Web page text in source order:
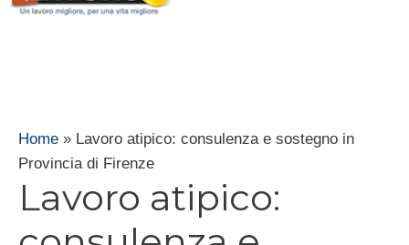
Home » Lavoro atipico: consulenza e sostegno in
Provincia di Firenze
Lavoro atipico: